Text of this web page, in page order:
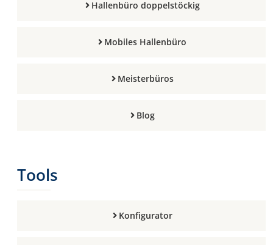
Hallenbüro doppelstöckig
Mobiles Hallenbüro
Meisterbüros
Blog
Tools
Konfigurator